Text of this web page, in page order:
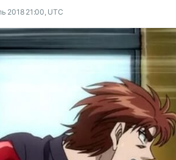
2018 21:00, UTC